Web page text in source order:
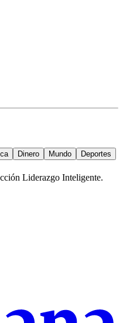
Dinero Mundo
Deportes
Liderazgo Inteligente.